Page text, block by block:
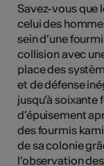
Savez-vous que
celui des
sein d’une
collision avec
place des
et de défense
jusqu’à
d’épuisement
des fourmis
de sa colonie
l’observation